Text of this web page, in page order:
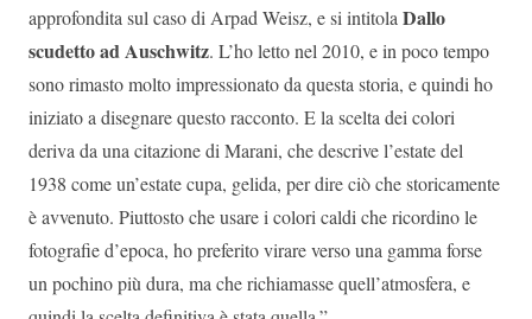
approfondita sul caso di Arpad Weisz, e si intitola Dallo
scudetto ad Auschwitz. L’ho letto nel 2010, e in poco tempo
sono rimasto molto impressionato da questa storia, e quindi ho
iniziato a disegnare questo racconto. E la scelta dei colori
deriva da una citazione di Marani, che descrive l’estate del
1938 come un’estate cupa, gelida, per dire ciò che storicamente
è avvenuto. Piuttosto che usare i colori caldi che ricordino le
fotografie d’epoca, ho preferito virare verso una gamma forse
un pochino più dura, ma che richiamasse quell’atmosfera, e